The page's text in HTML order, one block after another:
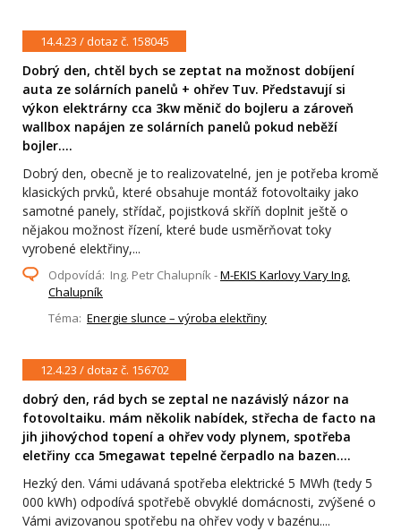
14.4.23 / dotaz č. 158045
Dobrý den, chtěl bych se zeptat na možnost dobíjení
auta ze solárních panelů + ohřev Tuv. Představují si
výkon elektrárny cca 3kw měnič do bojleru a zároveň
wallbox napájen ze solárních panelů pokud neběží
bojler....
Dobrý den, obecně je to realizovatelné, jen je potřeba kromě
klasických prvků, které obsahuje montáž fotovoltaiky jako
samotné panely, střídač, pojistková skříň doplnit ještě o
nějakou možnost řízení, které bude usměrňovat toky
vyrobené elektřiny,...
Odpovídá: Ing. Petr Chalupník -M-EKIS Karlovy Vary Ing.
Chalupník
Téma: Energie slunce – výroba elektřiny
12.4.23 / dotaz č. 156702
dobrý den, rád bych se zeptal ne nazávislý názor na
fotovoltaiku. mám několik nabídek, střecha de facto na
jih jihovýchod topení a ohřev vody plynem, spotřeba
eletřiny cca 5megawat tepelné čerpadlo na bazen....
Hezký den. Vámi udávaná spotřeba elektrické 5 MWh (tedy 5
000 kWh) odpodívá spotřebě obvyklé domácnosti, zvýšené o
Vámi avizovanou spotřebu na ohřev vody v bazénu....